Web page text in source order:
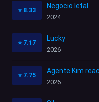
⭐ 8.33
Negocio letal
2024
⭐ 7.17
Lucky
2026
⭐ 7.75
Agente Kim
2026